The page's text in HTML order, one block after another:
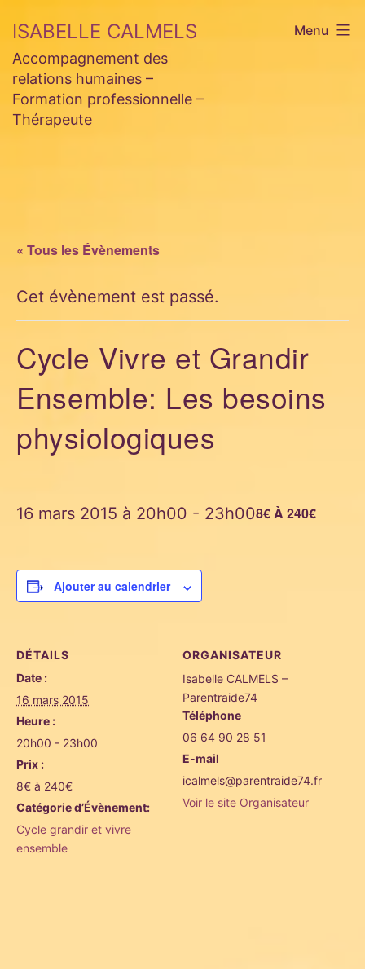
au
contenu
ISABELLE CALMELS
Accompagnement des
relations humaines –
Formation professionnelle –
Thérapeute
Menu
« Tous les Évènements
Cet évènement est passé.
Cycle Vivre et Grandir
Ensemble: Les besoins
physiologiques
16 mars 2015 à 20h00 - 23h008€ À 240€
Ajouter au calendrier
DÉTAILS
Date :
16 mars 2015
Heure :
20h00 - 23h00
Prix :
8€ à 240€
Catégorie d’Évènement:
Cycle grandir et vivre
ensemble
ORGANISATEUR
Isabelle CALMELS –
Parentraide74
Téléphone
06 64 90 28 51
E-mail
icalmels@parentraide74.fr
Voir le site Organisateur